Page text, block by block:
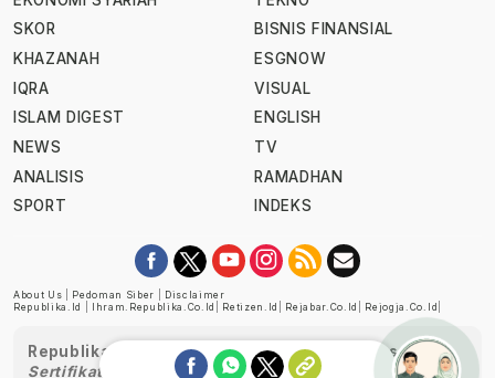
SKOR
KHAZANAH
IQRA
ISLAM DIGEST
NEWS
ANALISIS
SPORT
BISNIS FINANSIAL
ESGNOW
VISUAL
ENGLISH
TV
RAMADHAN
INDEKS
About Us Pedoman Siber
Disclaimer
Republika.id
Ihram.republika.co.id Retizen.id Rejabar.co.id Rejogja.co.id
Republika telah diverifikasi oleh Dewan Pers
Sertifikat Nomor 1058/DP-Verifikasi/K/XII/2022